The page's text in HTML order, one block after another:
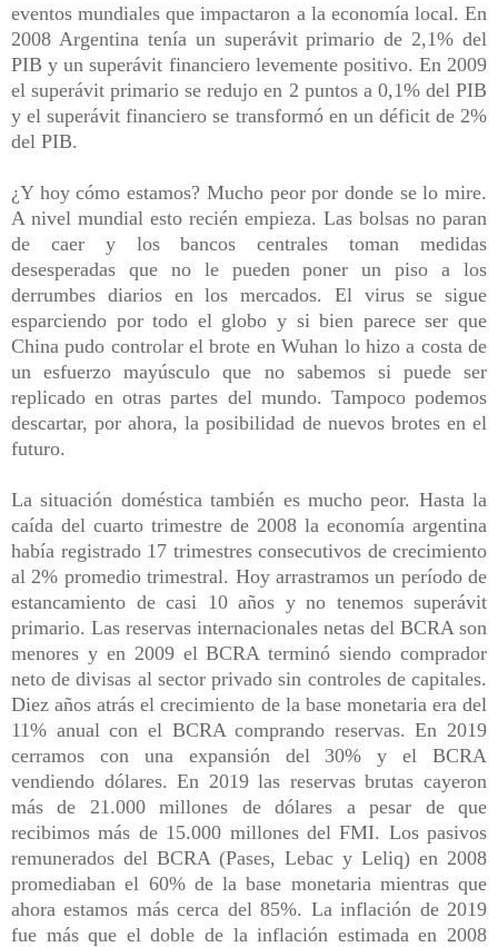
eventos mundiales que impactaron a la economía local. En
2008 Argentina tenía un superávit primario de 2,1% del
PIB y un superávit financiero levemente positivo. En 2009
el superávit primario se redujo en 2 puntos a 0,1% del PIB
y el superávit financiero se transformó en un déficit de 2%
del PIB.
¿Y hoy cómo estamos? Mucho peor por donde se lo mire.
A nivel mundial esto recién empieza. Las bolsas no paran
de caer y los bancos centrales toman medidas
desesperadas que no le pueden poner un piso a los
derrumbes diarios en los mercados. El virus se sigue
esparciendo por todo el globo y si bien parece ser que
China pudo controlar el brote en Wuhan lo hizo a costa de
un esfuerzo mayúsculo que no sabemos si puede ser
replicado en otras partes del mundo. Tampoco podemos
descartar, por ahora, la posibilidad de nuevos brotes en el
futuro.
La situación doméstica también es mucho peor. Hasta la
caída del cuarto trimestre de 2008 la economía argentina
había registrado 17 trimestres consecutivos de crecimiento
al 2% promedio trimestral. Hoy arrastramos un período de
estancamiento de casi 10 años y no tenemos superávit
primario. Las reservas internacionales netas del BCRA son
menores y en 2009 el BCRA terminó siendo comprador
neto de divisas al sector privado sin controles de capitales.
Diez años atrás el crecimiento de la base monetaria era del
11% anual con el BCRA comprando reservas. En 2019
cerramos con una expansión del 30% y el BCRA
vendiendo dólares. En 2019 las reservas brutas cayeron
más de 21.000 millones de dólares a pesar de que
recibimos más de 15.000 millones del FMI. Los pasivos
remunerados del BCRA (Pases, Lebac y Leliq) en 2008
promediaban el 60% de la base monetaria mientras que
ahora estamos más cerca del 85%. La inflación de 2019
fue más que el doble de la inflación estimada en 2008